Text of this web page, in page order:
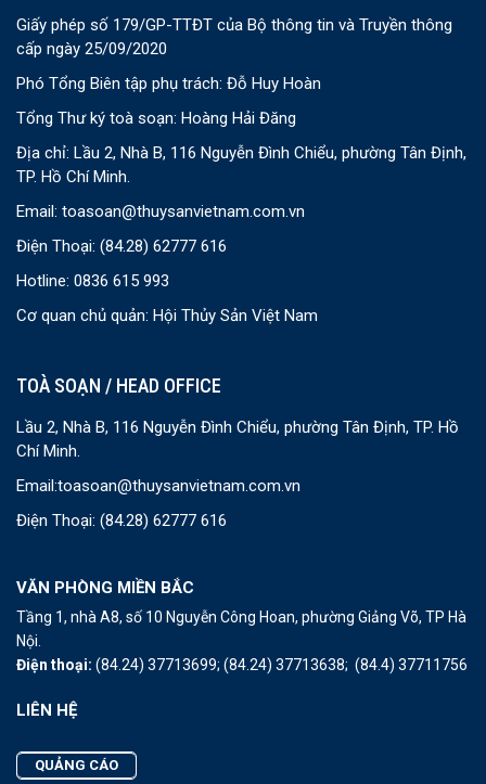
Giấy phép số 179/GP-TTĐT của Bộ thông tin và Truyền thông
cấp ngày 25/09/2020
Phó Tổng Biên tập phụ trách: Đỗ Huy Hoàn
Tổng Thư ký toà soạn: Hoàng Hải Đăng
Địa chỉ: Lầu 2, Nhà B, 116 Nguyễn Đình Chiểu, phường Tân Định,
TP. Hồ Chí Minh.
Email: toasoan@thuysanvietnam.com.vn
Điện Thoại: (84.28) 62777 616
Hotline: 0836 615 993
Cơ quan chủ quản: Hội Thủy Sản Việt Nam
TOÀ SOẠN / HEAD OFFICE
Lầu 2, Nhà B, 116 Nguyễn Đình Chiểu, phường Tân Định, TP. Hồ
Chí Minh.
Email:toasoan@thuysanvietnam.com.vn
Điện Thoại: (84.28) 62777 616
VĂN PHÒNG MIỀN BẮC
Tầng 1, nhà A8, số 10 Nguyễn Công Hoan, phường Giảng Võ, TP Hà
Nội.
Điện thoại: (84.24) 37713699; (84.24) 37713638; (84.4) 37711756
LIÊN HỆ
QUẢNG CÁO